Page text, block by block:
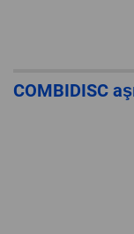
COMBIDISC